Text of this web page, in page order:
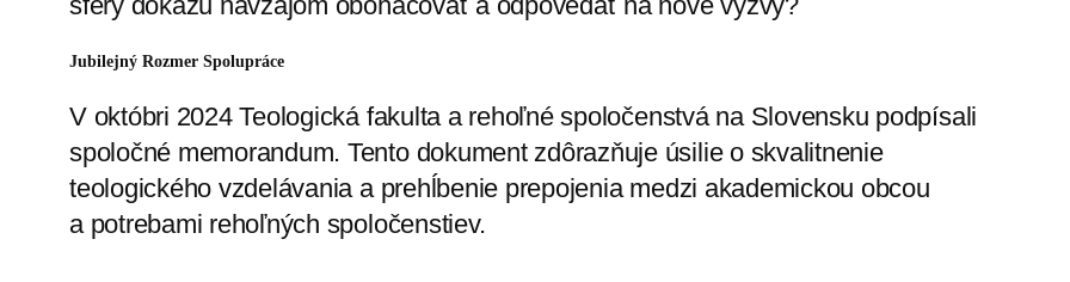
Jubilejný Rozmer Spolupráce
V októbri 2024 Teologická fakulta a rehoľné spoločenstvá na Slovensku podpísali
spoločné memorandum. Tento dokument zdôrazňuje úsilie o skvalitnenie
teologického vzdelávania a prehĺbenie prepojenia medzi akademickou obcou
a potrebami rehoľných spoločenstiev.